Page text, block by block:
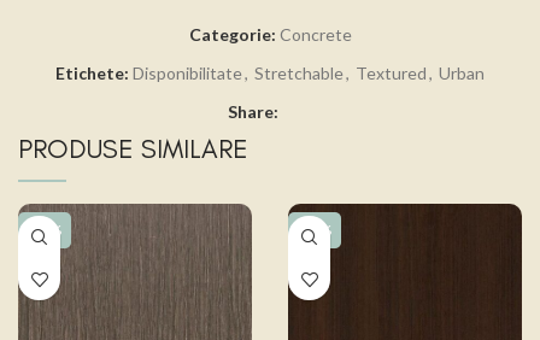
Categorie: Concrete
Etichete: Disponibilitate, Stretchable, Textured, Urban
Share:
PRODUSE SIMILARE
-15% -15%